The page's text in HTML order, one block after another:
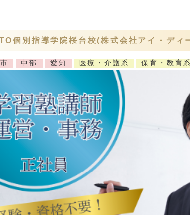
個別指導学院桜台校(株式会社アイ・ディ
中部 愛知 医療・介護系 保育・教育